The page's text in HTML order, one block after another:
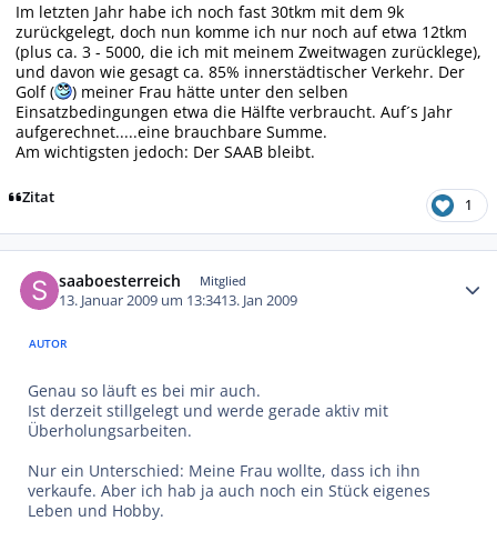
Im letzten Jahr habe ich noch fast 30tkm mit dem 9k
zurückgelegt, doch nun komme ich nur noch auf etwa 12tkm
(plus ca. 3 - 5000, die ich mit meinem Zweitwagen zurücklege),
und davon wie gesagt ca. 85% innerstädtischer Verkehr. Der
Golf (
) meiner Frau hätte unter den selben
Einsatzbedingungen etwa die Hälfte verbraucht. Auf´s Jahr
aufgerechnet.....eine brauchbare Summe.
Am wichtigsten jedoch: Der SAAB bleibt.
Zitat 1
saaboesterreich Mitglied
13. Januar 2009 um 13:3413. Jan 2009
AUTOR
Genau so läuft es bei mir auch.
Ist derzeit stillgelegt und werde gerade aktiv mit
Überholungsarbeiten.
Nur ein Unterschied: Meine Frau wollte, dass ich ihn
verkaufe. Aber ich hab ja auch noch ein Stück eigenes
Leben und Hobby.